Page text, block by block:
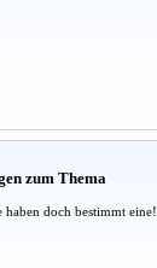
zum Thema
doch bestimmt eine!